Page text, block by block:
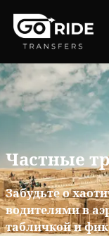
Частные
Забудьте о
водителями в
табличкой и